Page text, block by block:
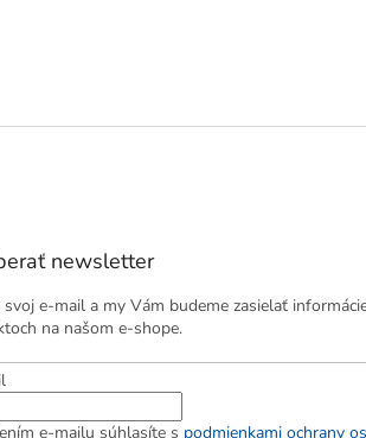
newsletter
e-mail a my Vám budeme zasielať
na našom e-shope.
e-mailu súhlasíte s podmienkami ochrany